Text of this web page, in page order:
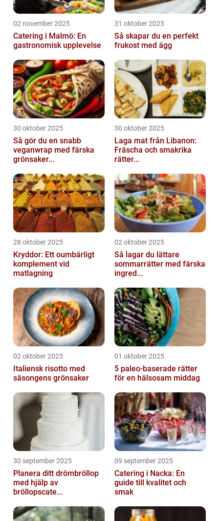
02 november 2025
Catering i Malmö: En
gastronomisk upplevelse
31 oktober 2025
Så skapar du en perfekt
frukost med ägg
30 oktober 2025
Så gör du en snabb
veganwrap med färska
grönsaker...
30 oktober 2025
Laga mat från Libanon:
Fräscha och smakrika
rätter...
28 oktober 2025
Kryddor: Ett oumbärligt
komplement vid
matlagning
02 oktober 2025
Så lagar du lättare
sommarrätter med färska
ingred...
02 oktober 2025
Italiensk risotto med
säsongens grönsaker
01 oktober 2025
5 paleo-baserade rätter
för en hälsosam middag
30 september 2025
Planera ditt drömbröllop
med hjälp av
bröllopscate...
09 september 2025
Catering i Nacka: En
guide till kvalitet och
smak